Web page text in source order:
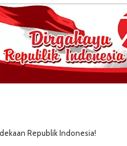
Republik Indonesia!